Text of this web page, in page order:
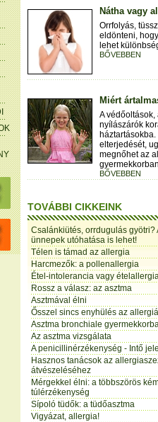
Nátha vagy
Orrfolyás,
eldönteni,
lehet
BŐVEBBEN
Miért
A
nyílászárók
elterjedését,
megnőhet az
BŐVEBBEN
TOVÁBBI CIKKEINK
Csalánkiütés, orrdugulás gyötri?
ünnepek utóhatása is lehet!
Télen is támad az allergia
Harcmezők: a pollenallergia
Étel-intolerancia vagy
Rossz a válasz: az asztma
Asztmával élni
Ősszel sincs enyhülés az
Asztma bronchiale
Az asztma vizsgálata
A penicillinérzékenység - Intő
Hasznos tanácsok az
átvészeléséhez
Mérgekkel élni: a többszörös
túlérzékenység
Sípoló tüdők: a tüdőasztma
Vigyázat, allergia!